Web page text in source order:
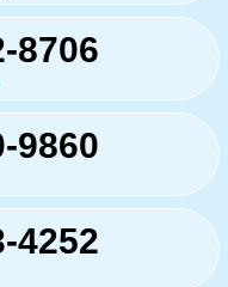
8706
9860
4252